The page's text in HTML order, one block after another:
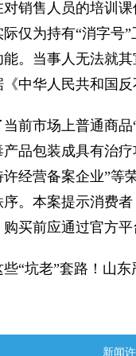
销售人员的培训
仅为持有“消字号
。当事人无法就
中华人民共和国
市场上普通商品“
品包装成具有治
经营备案企业”等
。本案提示消费
买前应通过官方
“坑老”套路！山
新闻